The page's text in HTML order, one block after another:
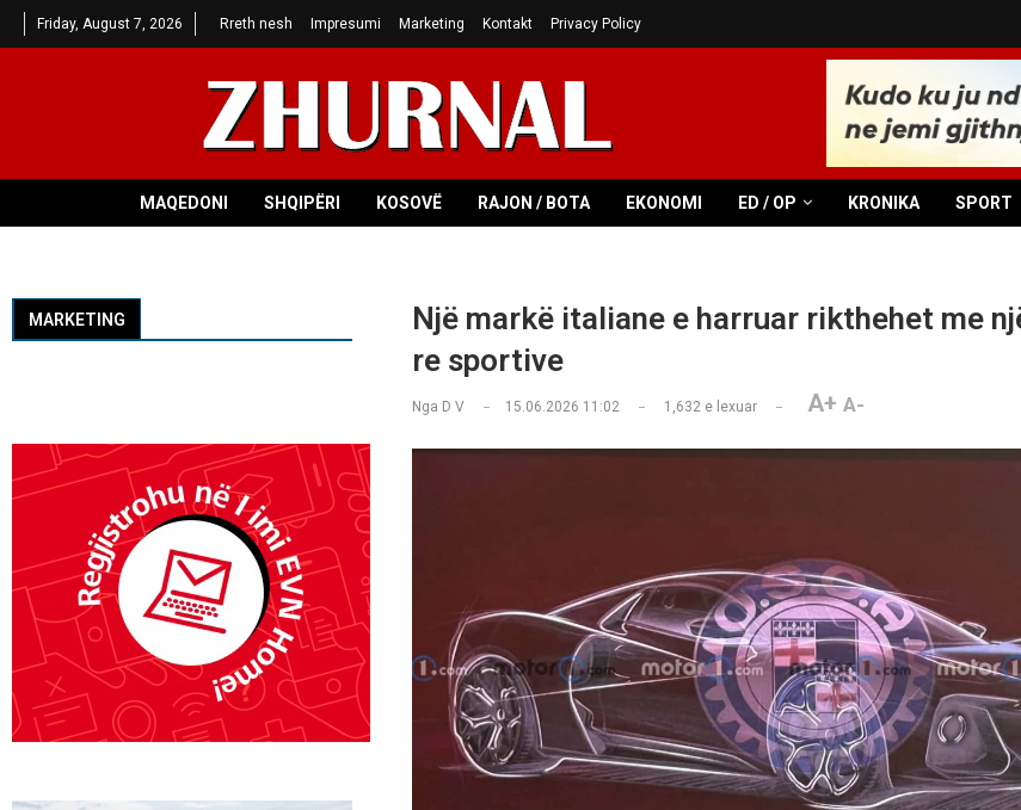
Friday, August 7, 2026 Rreth nesh Impresumi Marketing Kontakt Privacy Policy
MAQEDONI SHQIPËRI KOSOVË RAJON / BOTA EKONOMI ED / OP KRONIKA SPORT
Një markë italiane e harruar rikthehet me
re sportive
Nga D V 15.06.2026 11:02 1,632e lexuar A+ A-
MARKETING